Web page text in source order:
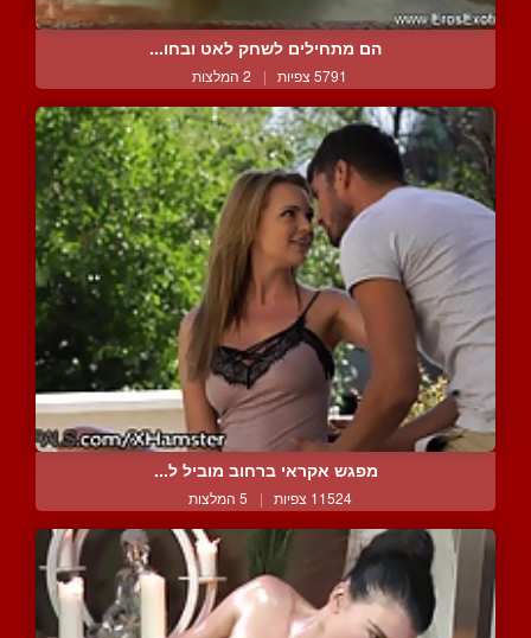
הם מתחילים לשחק לאט ובחו...
5791 צפיות | 2 המלצות
מפגש אקראי ברחוב מוביל ל...
11524 צפיות | 5 המלצות